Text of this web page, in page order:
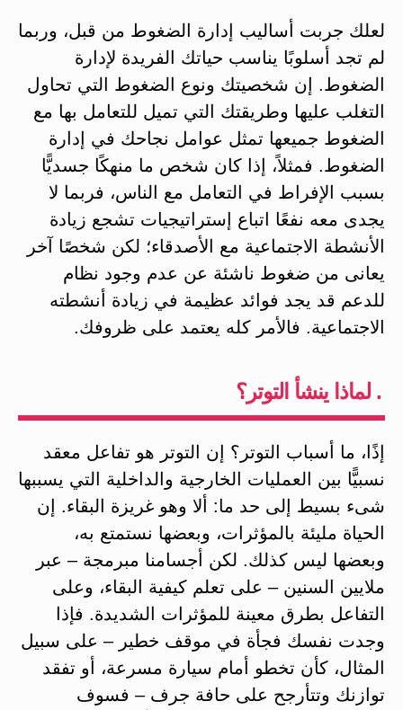
لعلك جربت أساليب إدارة الضغوط من قبل، وربما
لم تجد أسلوبًا يناسب حياتك الفريدة لإدارة
الضغوط. إن شخصيتك ونوع الضغوط التي تحاول
التغلب عليها وطريقتك التي تميل للتعامل بها مع
الضغوط جميعها تمثل عوامل نجاحك في إدارة
الضغوط. فمثلاً، إذا كان شخص ما منهكًا جسديًّا
بسبب الإفراط في التعامل مع الناس، فربما لا
يجدى معه نفعًا اتباع إستراتيجيات تشجع زيادة
الأنشطة الاجتماعية مع الأصدقاء؛ لكن شخصًا آخر
يعانى من ضغوط ناشئة عن عدم وجود نظام
للدعم قد يجد فوائد عظيمة في زيادة أنشطته
الاجتماعية. فالأمر كله يعتمد على ظروفك.
. لماذا ينشأ التوتر؟
إذًا، ما أسباب التوتر؟ إن التوتر هو تفاعل معقد
نسبيًّا بين العمليات الخارجية والداخلية التي يسببها
شىء بسيط إلى حد ما: ألا وهو غريزة البقاء. إن
الحياة مليئة بالمؤثرات، وبعضها نستمتع به،
وبعضها ليس كذلك. لكن أجسامنا مبرمجة – عبر
ملايين السنين – على تعلم كيفية البقاء، وعلى
التفاعل بطرق معينة للمؤثرات الشديدة. فإذا
وجدت نفسك فجأة في موقف خطير – على سبيل
المثال، كأن تخطو أمام سيارة مسرعة، أو تفقد
توازنك وتتأرجح على حافة جرف – فسوف